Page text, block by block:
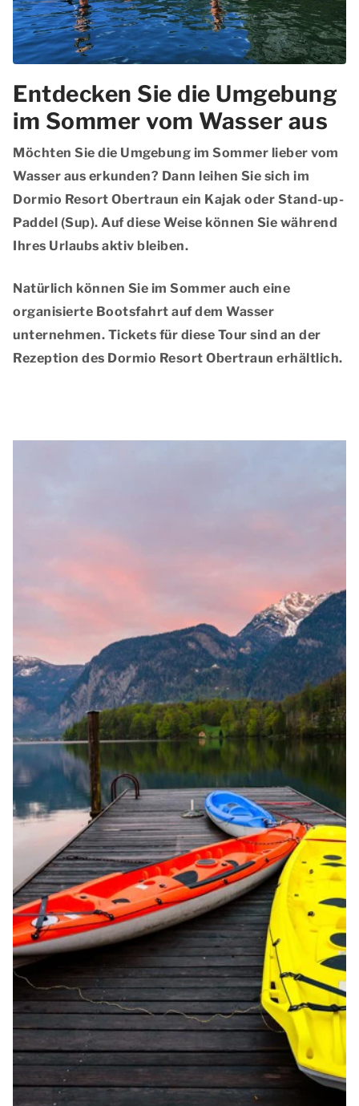
Entdecken Sie die Umgebung
im Sommer vom Wasser aus
Möchten Sie die Umgebung im Sommer lieber vom
Wasser aus erkunden? Dann leihen Sie sich im
Dormio Resort Obertraun ein Kajak oder Stand-up-
Paddel (Sup). Auf diese Weise können Sie während
Ihres Urlaubs aktiv bleiben.
Natürlich können Sie im Sommer auch eine
organisierte Bootsfahrt auf dem Wasser
unternehmen. Tickets für diese Tour sind an der
Rezeption des Dormio Resort Obertraun erhältlich.